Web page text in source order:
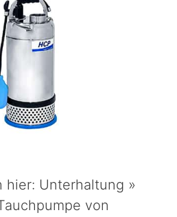
hier: Unterhaltung »
von